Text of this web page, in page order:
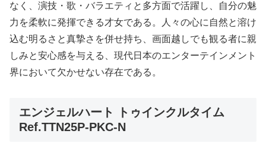
なく、演技・歌・バラエティと多方面で活躍し、自分の魅
力を柔軟に発揮できる才女である。人々の心に自然と溶け
込む明るさと真摯さを併せ持ち、画面越しでも観る者に親
しみと安心感を与える、現代日本のエンターテインメント
界において欠かせない存在である。
エンジェルハート トゥインクルタイム
Ref.TTN25P-PKC-N